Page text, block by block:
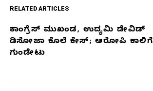
RELATED ARTICLES
RELATED
ಕಾಂಗ್ರೆಸ್‌ ಮುಖಂಡ, ಉದ್ಯಮಿ ಡೇವಿಡ್‌
ಡಿಸೋಜಾ ಕೊಲೆ ಕೇಸ್;‌ ಆರೋಪಿ ಕಾಲಿಗೆ
ಗುಂಡೇಟು